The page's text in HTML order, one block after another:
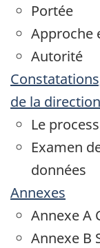
Portée
Approche
Autorité
de la direction
Le
Examen
données
Annexes
Annexe A
Annexe B